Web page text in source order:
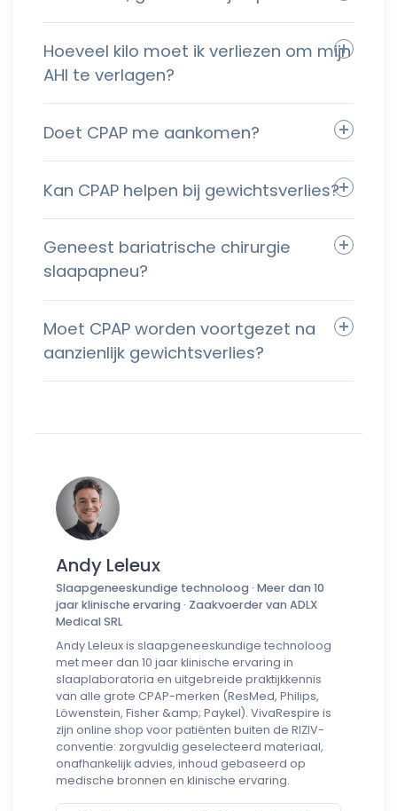
Hoeveel kilo moet ik verliezen om mijn
AHI te verlagen?
Doet CPAP me aankomen?
Kan CPAP helpen bij gewichtsverlies?
Geneest bariatrische chirurgie
slaapapneu?
Moet CPAP worden voortgezet na
aanzienlijk gewichtsverlies?
Andy Leleux
Slaapgeneeskundige technoloog · Meer dan 10
jaar klinische ervaring · Zaakvoerder van ADLX
Medical SRL
Andy Leleux is slaapgeneeskundige technoloog
met meer dan 10 jaar klinische ervaring in
slaaplaboratoria en uitgebreide praktijkkennis
van alle grote CPAP-merken (ResMed, Philips,
Löwenstein, Fisher &amp; Paykel). VivaRespire is
zijn online shop voor patiënten buiten de RIZIV-
conventie: zorgvuldig geselecteerd materiaal,
onafhankelijk advies, inhoud gebaseerd op
medische bronnen en klinische ervaring.